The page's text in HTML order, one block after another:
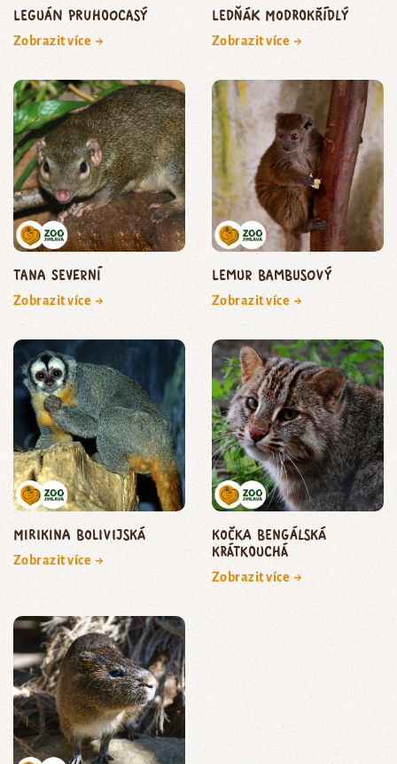
leguán pruhoocasý
Zobrazit více →
ledňák modrokřídlý
Zobrazit více →
tana severní
Zobrazit více →
lemur bambusový
Zobrazit více →
mirikina bolivijská
Zobrazit více →
kočka bengálská
krátkouchá
Zobrazit více →